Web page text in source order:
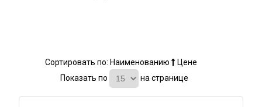
Сортировать по: Наименованию
Цене
Показать по
на странице